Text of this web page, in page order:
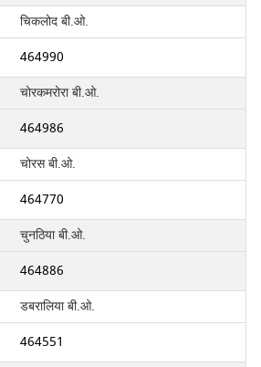
चिकलोद बी.ओ.
464990
चोरकमरोरा बी.ओ.
464986
चोरस बी.ओ.
464770
चुनठिया बी.ओ.
464886
डबरालिया बी.ओ.
464551